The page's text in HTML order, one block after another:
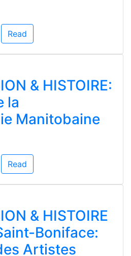
Read
& HISTOIRE:
la
Manitobaine
Read
& HISTOIRE
Boniface:
Artistes